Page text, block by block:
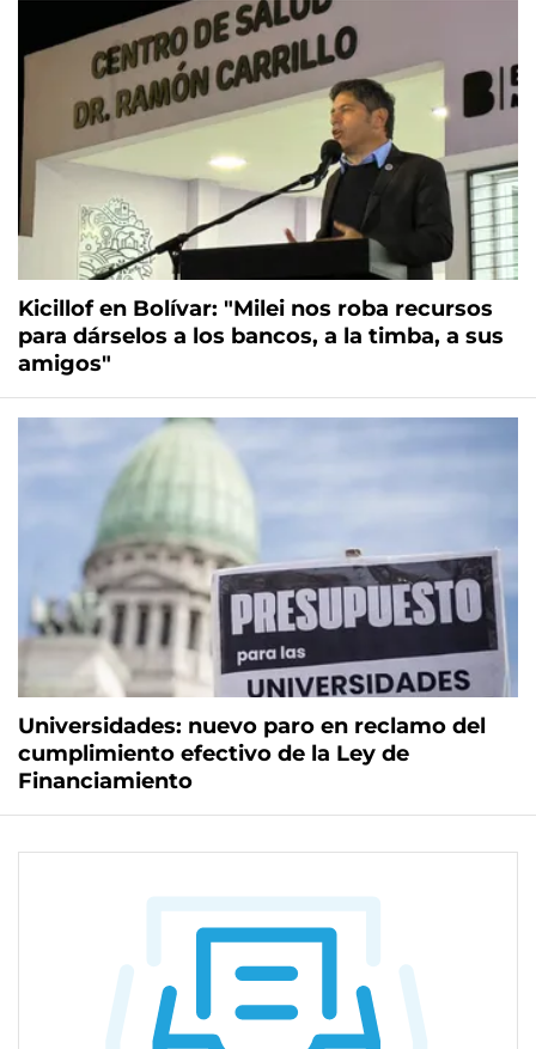
Kicillof en Bolívar: "Milei nos roba recursos
para dárselos a los bancos, a la timba, a sus
amigos"
Universidades: nuevo paro en reclamo del
cumplimiento efectivo de la Ley de
Financiamiento